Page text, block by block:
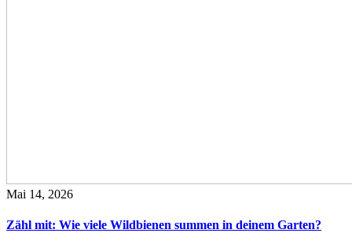
Mai 14, 2026
Zähl mit: Wie viele Wildbienen summen in deinem Garten?